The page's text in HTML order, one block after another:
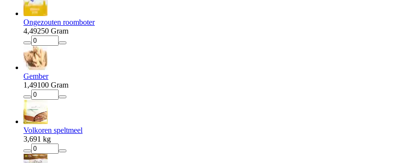
Ongezouten roomboter
4,49250 Gram
Gember
1 ,49100 Gram
Volkoren speltmeel
3,691 kg